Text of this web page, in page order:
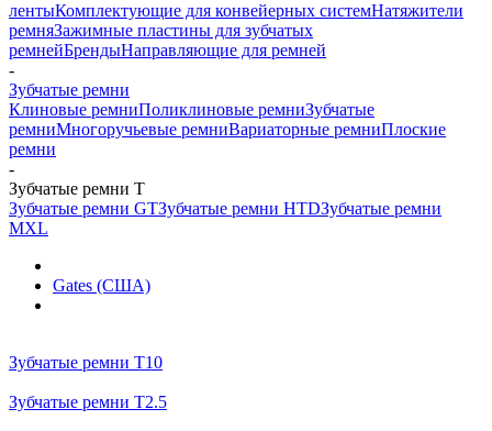
лентыКомплектующие для конвейерных системНатяжители
ремняЗажимные пластины для зубчатых
ремнейБрендыНаправляющие для ремней
-
Зубчатые ремни
Клиновые ремниПоликлиновые ремниЗубчатые
ремниМногоручьевые ремниВариаторные ремниПлоские
ремни
-
Зубчатые ремни Т
Зубчатые ремни GTЗубчатые ремни HTDЗубчатые ремни
MXL
Gates (США)
Зубчатые ремни Т10
Зубчатые ремни Т2.5